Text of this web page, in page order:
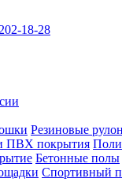
202-18-28
Резиновые
ПВХ покрытия
Бетонные полы
Спортивный